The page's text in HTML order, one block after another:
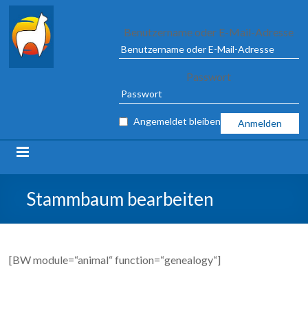
Alpaca
Association
TO
09
MARCH
2025
ILSHOFEN
Benutzername oder E-Mail-Adresse
Passwort
Angemeldet bleiben
Stammbaum bearbeiten
[BW module=“animal“ function=“genealogy“]